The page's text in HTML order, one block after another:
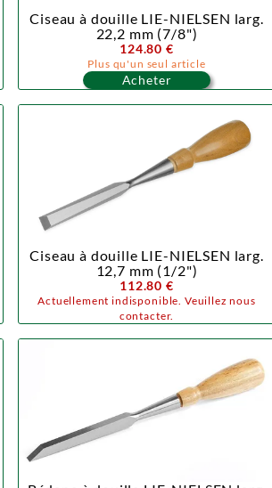
Ciseau à douille LIE-NIELSEN larg.
22,2 mm (7/8")
124.80 €
Plus qu'un seul article
Acheter
Ciseau à douille LIE-NIELSEN larg.
12,7 mm (1/2")
112.80 €
Actuellement indisponible. Veuillez nous
contacter.